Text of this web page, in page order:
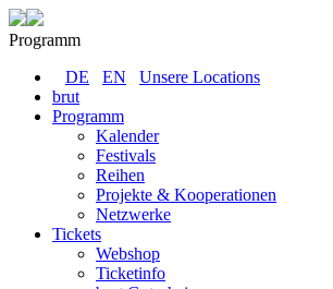
Programm
DE
EN
Unsere Locations
brut
Programm
Kalender
Festivals
Reihen
Projekte & Kooperationen
Netzwerke
Tickets
Webshop
Ticketinfo